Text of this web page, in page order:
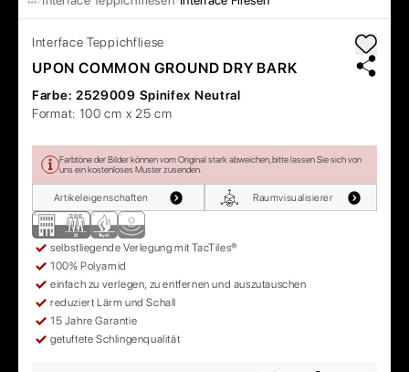
Interface Teppichfliese
UPON COMMON GROUND DRY BARK
Farbe: 2529009 Spinifex Neutral
Format: 100 cm x 25 cm
Farbtöne der Bilder können vom Original stark abweichen, bitte lassen Sie sich von
uns ein kostenloses Muster zusenden.
Artikeleigenschaften Raumvisualisierer
selbstliegende Verlegung mit TacTiles®
100% Polyamid
einfach zu verlegen, zu entfernen und auszutauschen
reduziert Lärm und Schall
15 Jahre Garantie
getuftete Schlingenqualität